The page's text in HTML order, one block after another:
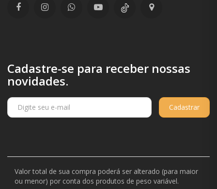
Cadastre-se para receber nossas
novidades.
Cadastrar
Valor total de sua compra poderá ser alterado (para maior
ou menor) por conta dos produtos de peso variável.